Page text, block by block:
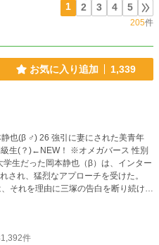
1 2 3 4 5
205件
お気に入り追加 1,339
※オメガバース 性別
され、猛烈なアプローチを受けた。
それを理由に三塚の告白を断り続けた
しまう。 既成事実を作る事に成功し
し熱愛は続かず、三塚は愛人を囲い
て子どもを産む事を望んでいた。 バ
ている。可愛い愛人の願いを叶える為
件